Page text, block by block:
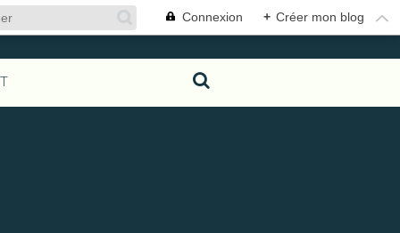
Connexion + Créer mon blog